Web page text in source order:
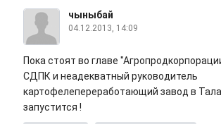
чыныбай
04.12.2013, 14:09
Пока стоят во главе
СДПК и неадекватный руководитель
картофелепереработающий завод в
запустится !